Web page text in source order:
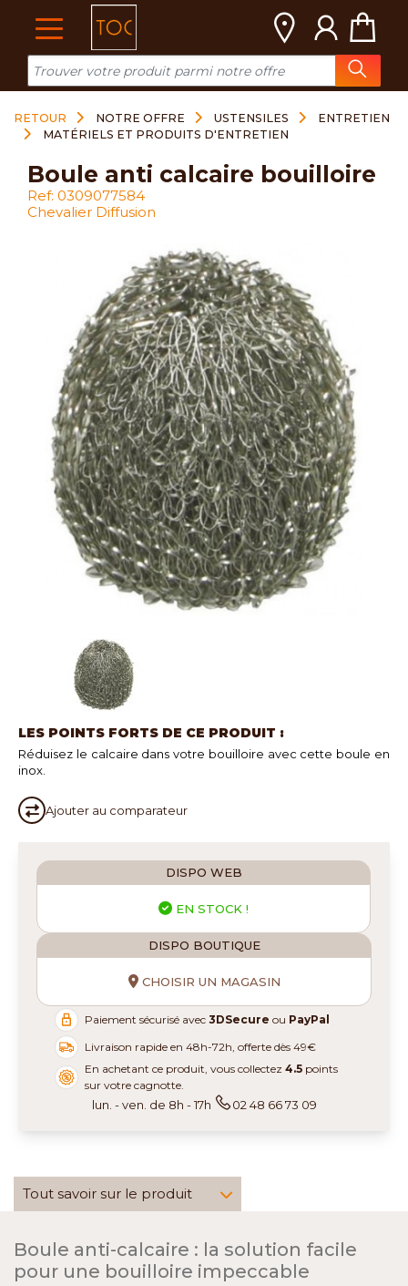
RETOUR NOTRE OFFRE USTENSILES
ENTRETIEN
MATÉRIELS ET PRODUITS D'ENTRETIEN
LES POINTS FORTS DE CE PRODUIT :
Réduisez le calcaire dans votre bouilloire avec cette boule en
inox.
Ajouter au comparateur
boule anti calcaire bouilloire
Ref: 0309077584
Chevalier Diffusion
DISPO WEB
EN STOCK !
DISPO BOUTIQUE
CHOISIR UN MAGASIN
Paiement sécurisé avec3DSecure ou PayPal
Livraison rapide en 48h-72h, offerte dès 49€
En achetant ce produit, vous collectez4.5 points
sur votre cagnotte.
lun. - ven. de 8h - 17h 02 48 66 73 09
Tout savoir sur le produit
Boule anti-calcaire : la solution facile
pour une bouilloire impeccable
Cookies management panel